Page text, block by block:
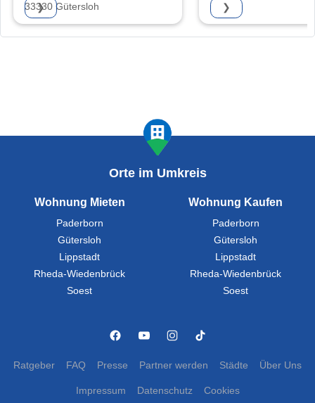
33330 Gütersloh
❯
❯
Orte im Umkreis
Wohnung Mieten
Paderborn
Gütersloh
Lippstadt
Rheda-Wiedenbrück
Soest
Wohnung Kaufen
Paderborn
Gütersloh
Lippstadt
Rheda-Wiedenbrück
Soest
Ratgeber FAQ Presse Partner werden Städte Über Uns
Impressum Datenschutz Cookies